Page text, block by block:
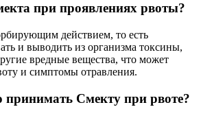
при проявлениях рвоты?
действием, то есть
и выводить из организма токсины,
вредные вещества, что может
и симптомы отравления.
Смекту при рвоте?